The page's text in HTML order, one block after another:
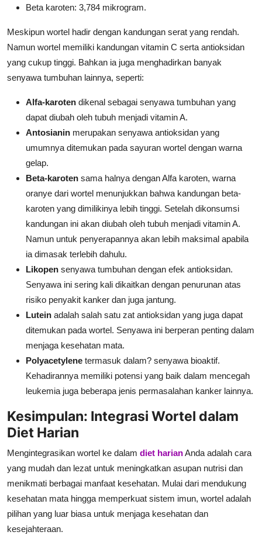
Beta karoten: 3,784 mikrogram.
Meskipun wortel hadir dengan kandungan serat yang rendah.
Namun wortel memiliki kandungan vitamin C serta antioksidan
yang cukup tinggi. Bahkan ia juga menghadirkan banyak
senyawa tumbuhan lainnya, seperti:
Alfa-karoten dikenal sebagai senyawa tumbuhan yang
dapat diubah oleh tubuh menjadi vitamin A.
Antosianin merupakan senyawa antioksidan yang
umumnya ditemukan pada sayuran wortel dengan warna
gelap.
Beta-karoten sama halnya dengan Alfa karoten, warna
oranye dari wortel menunjukkan bahwa kandungan beta-
karoten yang dimilikinya lebih tinggi. Setelah dikonsumsi
kandungan ini akan diubah oleh tubuh menjadi vitamin A.
Namun untuk penyerapannya akan lebih maksimal apabila
ia dimasak terlebih dahulu.
Likopen senyawa tumbuhan dengan efek antioksidan.
Senyawa ini sering kali dikaitkan dengan penurunan atas
risiko penyakit kanker dan juga jantung.
Lutein adalah salah satu zat antioksidan yang juga dapat
ditemukan pada wortel. Senyawa ini berperan penting dalam
menjaga kesehatan mata.
Polyacetylene termasuk dalam? senyawa bioaktif.
Kehadirannya memiliki potensi yang baik dalam mencegah
leukemia juga beberapa jenis permasalahan kanker lainnya.
Kesimpulan: Integrasi Wortel dalam
Diet Harian
Mengintegrasikan wortel ke dalam diet harianAnda adalah cara
yang mudah dan lezat untuk meningkatkan asupan nutrisi dan
menikmati berbagai manfaat kesehatan. Mulai dari mendukung
kesehatan mata hingga memperkuat sistem imun, wortel adalah
pilihan yang luar biasa untuk menjaga kesehatan dan
kesejahteraan.